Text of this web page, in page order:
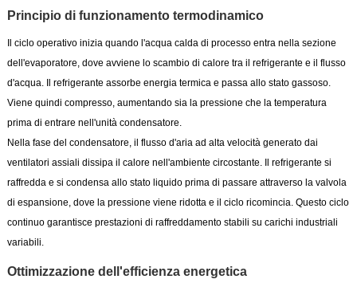
Principio di funzionamento termodinamico
Il ciclo operativo inizia quando l'acqua calda di processo entra nella sezione
dell'evaporatore, dove avviene lo scambio di calore tra il refrigerante e il flusso
d'acqua. Il refrigerante assorbe energia termica e passa allo stato gassoso.
Viene quindi compresso, aumentando sia la pressione che la temperatura
prima di entrare nell'unità condensatore.
Nella fase del condensatore, il flusso d'aria ad alta velocità generato dai
ventilatori assiali dissipa il calore nell'ambiente circostante. Il refrigerante si
raffredda e si condensa allo stato liquido prima di passare attraverso la valvola
di espansione, dove la pressione viene ridotta e il ciclo ricomincia. Questo ciclo
continuo garantisce prestazioni di raffreddamento stabili su carichi industriali
variabili.
Ottimizzazione dell'efficienza energetica